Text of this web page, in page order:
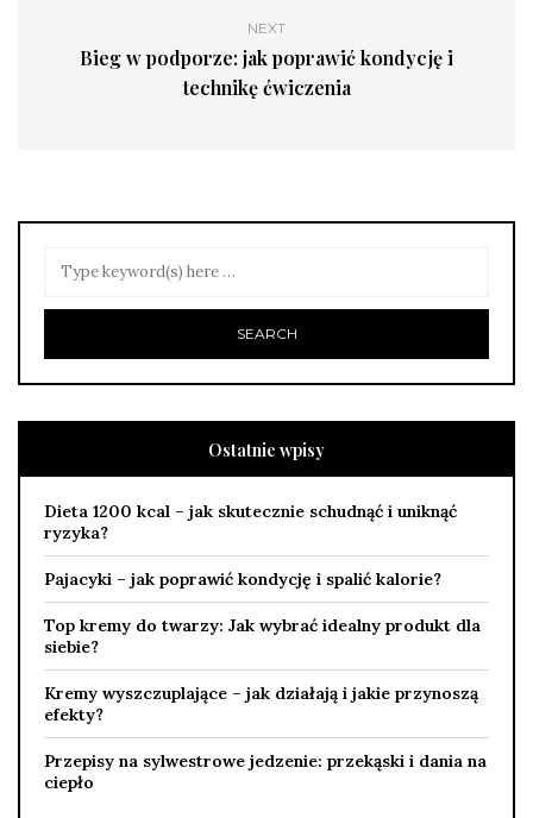
NEXT
Bieg w podporze: jak poprawić kondycję i
technikę ćwiczenia
Ostatnie wpisy
Dieta 1200 kcal – jak skutecznie schudnąć i uniknąć
ryzyka?
Pajacyki – jak poprawić kondycję i spalić kalorie?
Top kremy do twarzy: Jak wybrać idealny produkt dla
siebie?
Kremy wyszczuplające – jak działają i jakie przynoszą
efekty?
Przepisy na sylwestrowe jedzenie: przekąski i dania na
ciepło